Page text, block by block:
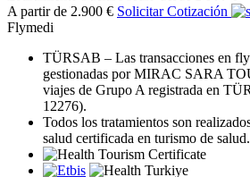
A partir de 2.900 € Solicitar Cotización
Flymedi
TÜRSAB – Las transacciones en
gestionadas por MIRAC SARA
viajes de Grupo A registrada en
12276).
Todos los tratamientos son
salud certificada en turismo de salud.